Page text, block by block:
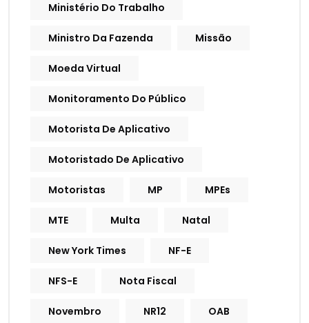
Ministério Do Trabalho
Ministro Da Fazenda Missão
Moeda Virtual
Monitoramento Do Público
Motorista De Aplicativo
Motoristado De Aplicativo
Motoristas MP MPEs
MTE Multa Natal
New York Times NF-E
NFS-E Nota Fiscal
Novembro NR12 OAB